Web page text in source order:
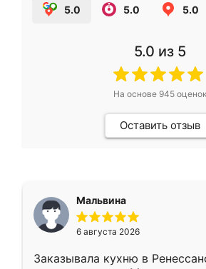
5.0 5.0 5.0
5.0 из 5
На основе 945оценок
Оставить отзыв
Мальвина
6 августа 2026
Заказывала кухню в